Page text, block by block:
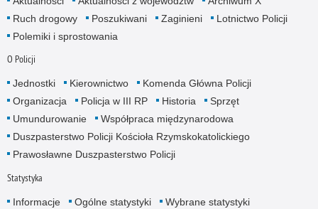
Ruch drogowy
Poszukiwani Zaginieni
Lotnictwo Policji
Polemiki i sprostowania
O Policji
Jednostki Kierownictwo
Komenda Główna Policji
Organizacja
Policja w III RP Historia
Sprzęt
Umundurowanie
Współpraca międzynarodowa
Duszpasterstwo Policji Kościoła Rzymskokatolickiego
Prawosławne Duszpasterstwo Policji
Statystyka
Informacje Ogólne statystyki
Wybrane statystyki